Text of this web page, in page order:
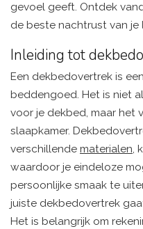
gevoel geeft. Ontdek
de beste nachtrust van je
Inleiding tot
Een dekbedovertrek is
beddengoed. Het is niet
voor je dekbed, maar het
slaapkamer.
verschillende materialen,
waardoor je eindeloze
persoonlijke smaak te
juiste dekbedovertrek
Het is belangrijk om